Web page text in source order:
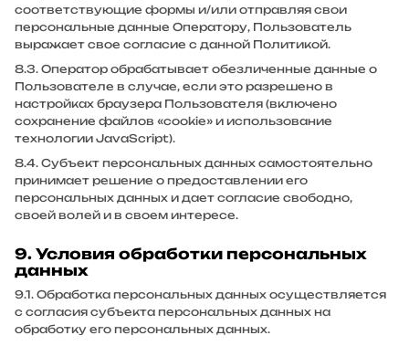
соответствующие формы и/или отправляя свои
персональные данные Оператору, Пользователь
выражает свое согласие с данной Политикой.
8.3. Оператор обрабатывает обезличенные данные о
Пользователе в случае, если это разрешено в
настройках браузера Пользователя (включено
сохранение файлов «cookie» и использование
технологии JavaScript).
8.4. Субъект персональных данных самостоятельно
принимает решение о предоставлении его
персональных данных и дает согласие свободно,
своей волей и в своем интересе.
9. Условия обработки персональных
данных
9.1. Обработка персональных данных осуществляется
с согласия субъекта персональных данных на
обработку его персональных данных.